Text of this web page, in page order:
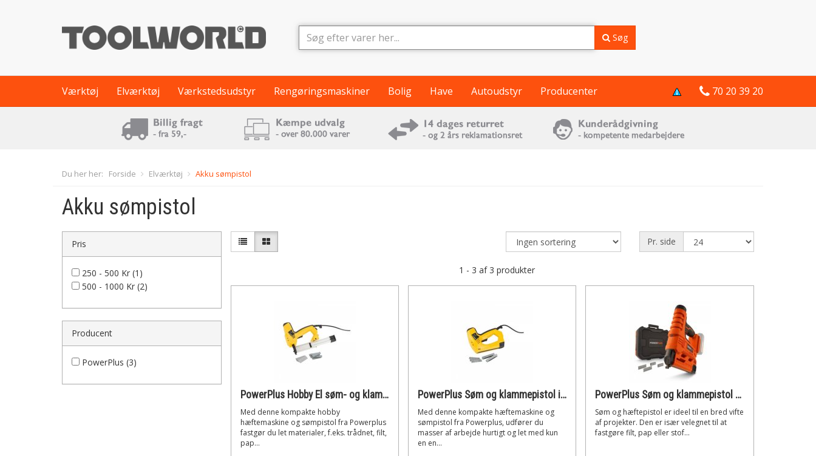
Søg
Værktøj Elværktøj Værkstedsudstyr Rengøringsmaskiner Bolig Have Autoudstyr Producenter 70 20 39 20
Du her her: Forside Elværktøj Akku sømpistol
Akku sømpistol
Pris
250 - 500 Kr (1)
500 - 1000 Kr (2)
Producent
PowerPlus (3)
Pr. side
1 - 3 af 3 produkter
PowerPlus Hobby El søm- og klammepistol i kuffert inkl. 500 klammer og søm
Med denne kompakte hobby
hæftemaskine og sømpistol fra Powerplus
fastgør du let materialer, f.eks. trådnet, filt,
pap...
PowerPlus Søm og klammepistol i kuffert + 300 dele
Med denne kompakte hæftemaskine og
sømpistol fra Powerplus, udfører du
masser af arbejde hurtigt og let med kun
en en...
PowerPlus Søm og klammepistol 20V (200 dele)
Søm og hæftepistol er ideel til en bred vifte
af projekter. Den er især velegnet til at
fastgøre filt, pap eller stof...